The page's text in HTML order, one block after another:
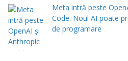
Meta intră peste
Code. Noul AI poate
de programare